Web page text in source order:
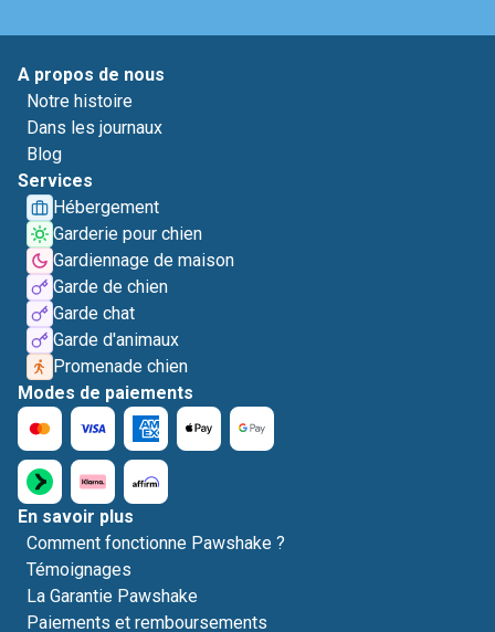
A propos de nous
Notre histoire
Dans les journaux
Blog
Services
Hébergement
Garderie pour chien
Gardiennage de maison
Garde de chien
Garde chat
Garde d'animaux
Promenade chien
Modes de paiements
En savoir plus
Comment fonctionne Pawshake ?
Témoignages
La Garantie Pawshake
Paiements et remboursements